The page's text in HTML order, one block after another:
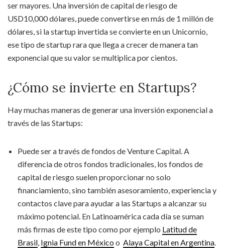
ser mayores. Una inversión de capital de riesgo de
USD10,000 dólares, puede convertirse en más de 1 millón de
dólares, si la startup invertida se convierte en un Unicornio,
ese tipo de startup rara que llega a crecer de manera tan
exponencial que su valor se multiplica por cientos.
¿Cómo se invierte en Startups?
Hay muchas maneras de generar una inversión exponencial a
través de las Startups:
Puede ser a través de fondos de Venture Capital. A
diferencia de otros fondos tradicionales, los fondos de
capital de riesgo suelen proporcionar no solo
financiamiento, sino también asesoramiento, experiencia y
contactos clave para ayudar a las Startups a alcanzar su
máximo potencial. En Latinoamérica cada día se suman
más firmas de este tipo como por ejemplo Latitud de
Brasil, Ignia Fund en México o Alaya Capital en Argentina.